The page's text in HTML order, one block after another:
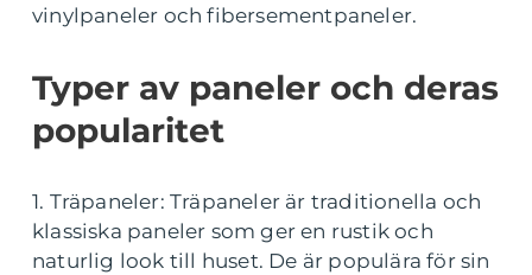
vinylpaneler och fibersementpaneler.
Typer av paneler och deras
popularitet
1. Träpaneler: Träpaneler är traditionella och
klassiska paneler som ger en rustik och
naturlig look till huset. De är populära för sin